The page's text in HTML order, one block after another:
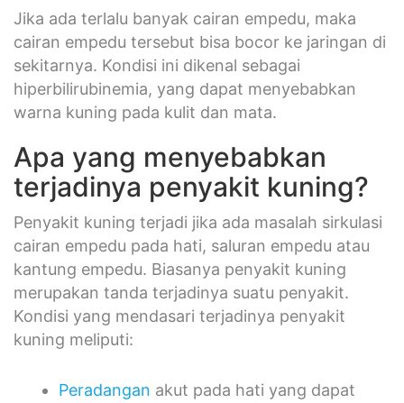
sekitarnya. Kondisi ini dikenal sebagai
hiperbilirubinemia, yang dapat menyebabkan
warna kuning pada kulit dan mata.
Apa yang menyebabkan
terjadinya penyakit kuning?
Penyakit kuning terjadi jika ada masalah sirkulasi
cairan empedu pada hati, saluran empedu atau
kantung empedu. Biasanya penyakit kuning
merupakan tanda terjadinya suatu penyakit.
Kondisi yang mendasari terjadinya penyakit
kuning meliputi:
Peradangan
mengkonjugasi dan mengeluarkanbilirubin